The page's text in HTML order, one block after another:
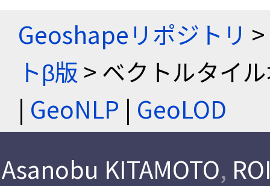
Geoshapeリポジトリ >
トβ版 > ベクトルタイ
| GeoNLP | GeoLOD
Asanobu KITAMOTO,